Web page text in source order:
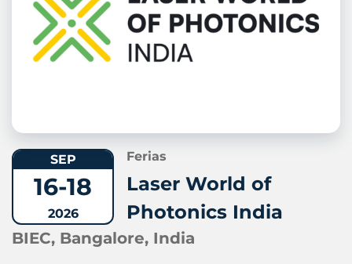
SEP
16-18
2026
Ferias
Laser World of
Photonics India
BIEC, Bangalore, India